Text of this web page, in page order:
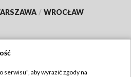
/ WROCŁAW
serwisu", aby wyrazić zgody na